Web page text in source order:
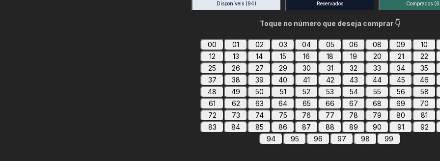
Disponíveis (94) Reservados Comprados
Toque no número que deseja comprar 👇
00 01 02 03 04 05 06 08 09
10
12
13 14 15 16 18 19 20 21
22
25
26 27 29 30 31 32 33 34
35
37
38 39 40 41 42 43 44 45
46
48
49 50 51 52 53 54 55 56
58
61
62 63 64 65 66 67 68 69
70
72
73 74 75 76 77 78 79 80
81
83
84 85 86 87 88 89 90 91
92
94
95 96 97 98 99